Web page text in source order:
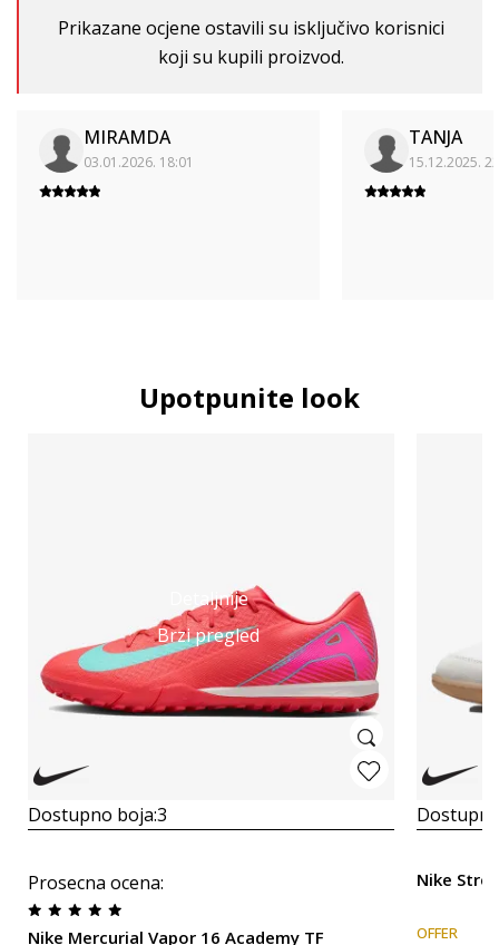
Prikazane ocjene ostavili su isključivo korisnici
koji su kupili proizvod.
MIRAMDA
03.01.2026. 18:01
TANJA
15.12.2025.
Upotpunite look
Detaljnije
Brzi pregled
Dostupno boja:3
Prosecna ocena:
Nike Mercurial Vapor 16 Academy TF
Nike
OFFER